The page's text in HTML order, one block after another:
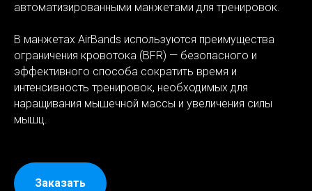
автоматизированными манжетами для тренировок.
В манжетах AirBands используются преимущества
ограничения кровотока (BFR) — безопасного и
эффективного способа сократить время и
интенсивность тренировок, необходимых для
наращивания мышечной массы и увеличения силы
мышц.
Заказать